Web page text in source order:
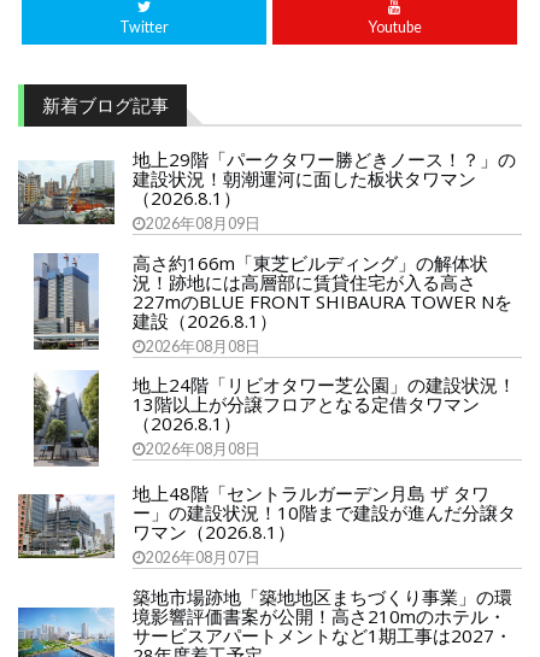
Twitter Youtube
新着ブログ記事
地上29階「パークタワー勝どきノース！？」の
建設状況！朝潮運河に面した板状タワマン
（2026.8.1）
2026年08月09日
高さ約166m「東芝ビルディング」の解体状
況！跡地には高層部に賃貸住宅が入る高さ
227mのBLUE FRONT SHIBAURA TOWER Nを
建設（2026.8.1）
2026年08月08日
地上24階「リビオタワー芝公園」の建設状況！
13階以上が分譲フロアとなる定借タワマン
（2026.8.1）
2026年08月08日
地上48階「セントラルガーデン月島 ザ タワ
ー」の建設状況！10階まで建設が進んだ分譲タ
ワマン（2026.8.1）
2026年08月07日
築地市場跡地「築地地区まちづくり事業」の環
境影響評価書案が公開！高さ210mのホテル・
サービスアパートメントなど1期工事は2027・